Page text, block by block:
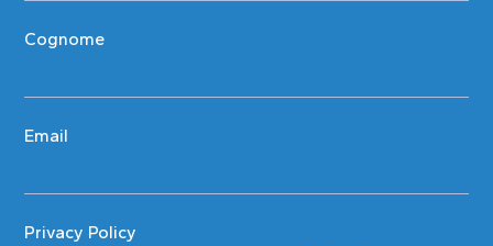
Cognome
Email
Privacy Policy